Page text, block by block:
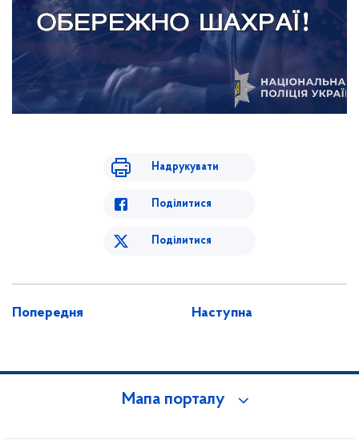
Надрукувати
Поділитися
Поділитися
Попередня Наступна
Мапа порталу